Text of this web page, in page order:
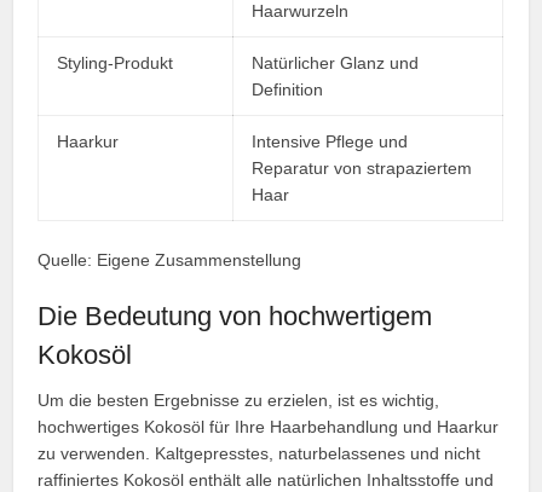
Haarwurzeln
Styling-Produkt
Natürlicher Glanz und
Definition
Haarkur
Intensive Pflege und
Reparatur von strapaziertem
Haar
Quelle: Eigene Zusammenstellung
Die Bedeutung von hochwertigem
Kokosöl
Um die besten Ergebnisse zu erzielen, ist es wichtig,
hochwertiges Kokosöl für Ihre Haarbehandlung und Haarkur
zu verwenden. Kaltgepresstes, naturbelassenes und nicht
raffiniertes Kokosöl enthält alle natürlichen Inhaltsstoffe und